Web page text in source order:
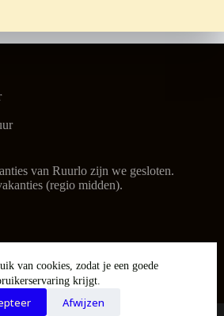
van cookies, zodat je een goede
krijgt.
Afwijzen
van Ruurlo zijn we gesloten.
(regio midden).
thema door Speel-o-theek De